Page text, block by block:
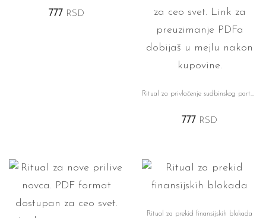
777 RSD
Ritual za privlačenje sudbinskog partnera
777 RSD
Ritual za prekid finansijskih blokada